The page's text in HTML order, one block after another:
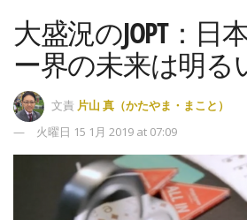
大盛況のJOPT：日
ー界の未来は明る
文責 片山 真（かたやま・まこと）
火曜日 15 1月 2019 at 07:09